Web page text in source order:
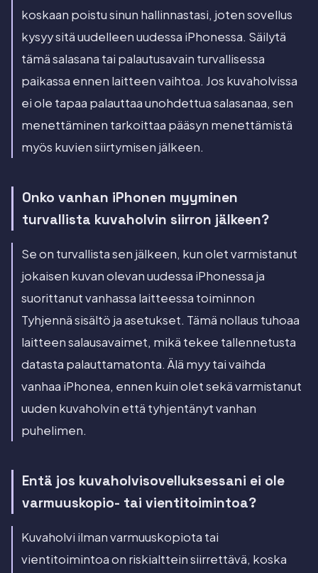
koskaan poistu sinun hallinnastasi, joten sovellus
kysyy sitä uudelleen uudessa iPhonessa. Säilytä
tämä salasana tai palautusavain turvallisessa
paikassa ennen laitteen vaihtoa. Jos kuvaholvissa
ei ole tapaa palauttaa unohdettua salasanaa, sen
menettäminen tarkoittaa pääsyn menettämistä
myös kuvien siirtymisen jälkeen.
Onko vanhan iPhonen myyminen
turvallista kuvaholvin siirron jälkeen?
Se on turvallista sen jälkeen, kun olet varmistanut
jokaisen kuvan olevan uudessa iPhonessa ja
suorittanut vanhassa laitteessa toiminnon
Tyhjennä sisältö ja asetukset. Tämä nollaus tuhoaa
laitteen salausavaimet, mikä tekee tallennetusta
datasta palauttamatonta. Älä myy tai vaihda
vanhaa iPhonea, ennen kuin olet sekä varmistanut
uuden kuvaholvin että tyhjentänyt vanhan
puhelimen.
Entä jos kuvaholvisovelluksessani ei ole
varmuuskopio- tai vientitoimintoa?
Kuvaholvi ilman varmuuskopiota tai
vientitoimintoa on riskialttein siirrettävä, koska